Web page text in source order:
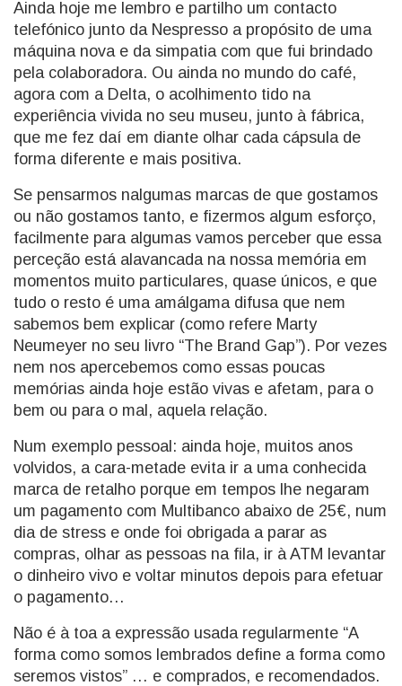
Ainda hoje me lembro e partilho um contacto
telefónico junto da Nespresso a propósito de uma
máquina nova e da simpatia com que fui brindado
pela colaboradora. Ou ainda no mundo do café,
agora com a Delta, o acolhimento tido na
experiência vivida no seu museu, junto à fábrica,
que me fez daí em diante olhar cada cápsula de
forma diferente e mais positiva.
Se pensarmos nalgumas marcas de que gostamos
ou não gostamos tanto, e fizermos algum esforço,
facilmente para algumas vamos perceber que essa
perceção está alavancada na nossa memória em
momentos muito particulares, quase únicos, e que
tudo o resto é uma amálgama difusa que nem
sabemos bem explicar (como refere Marty
Neumeyer no seu livro “The Brand Gap”). Por vezes
nem nos apercebemos como essas poucas
memórias ainda hoje estão vivas e afetam, para o
bem ou para o mal, aquela relação.
Num exemplo pessoal: ainda hoje, muitos anos
volvidos, a cara-metade evita ir a uma conhecida
marca de retalho porque em tempos lhe negaram
um pagamento com Multibanco abaixo de 25€, num
dia de stress e onde foi obrigada a parar as
compras, olhar as pessoas na fila, ir à ATM levantar
o dinheiro vivo e voltar minutos depois para efetuar
o pagamento…
Não é à toa a expressão usada regularmente “A
forma como somos lembrados define a forma como
seremos vistos” … e comprados, e recomendados.